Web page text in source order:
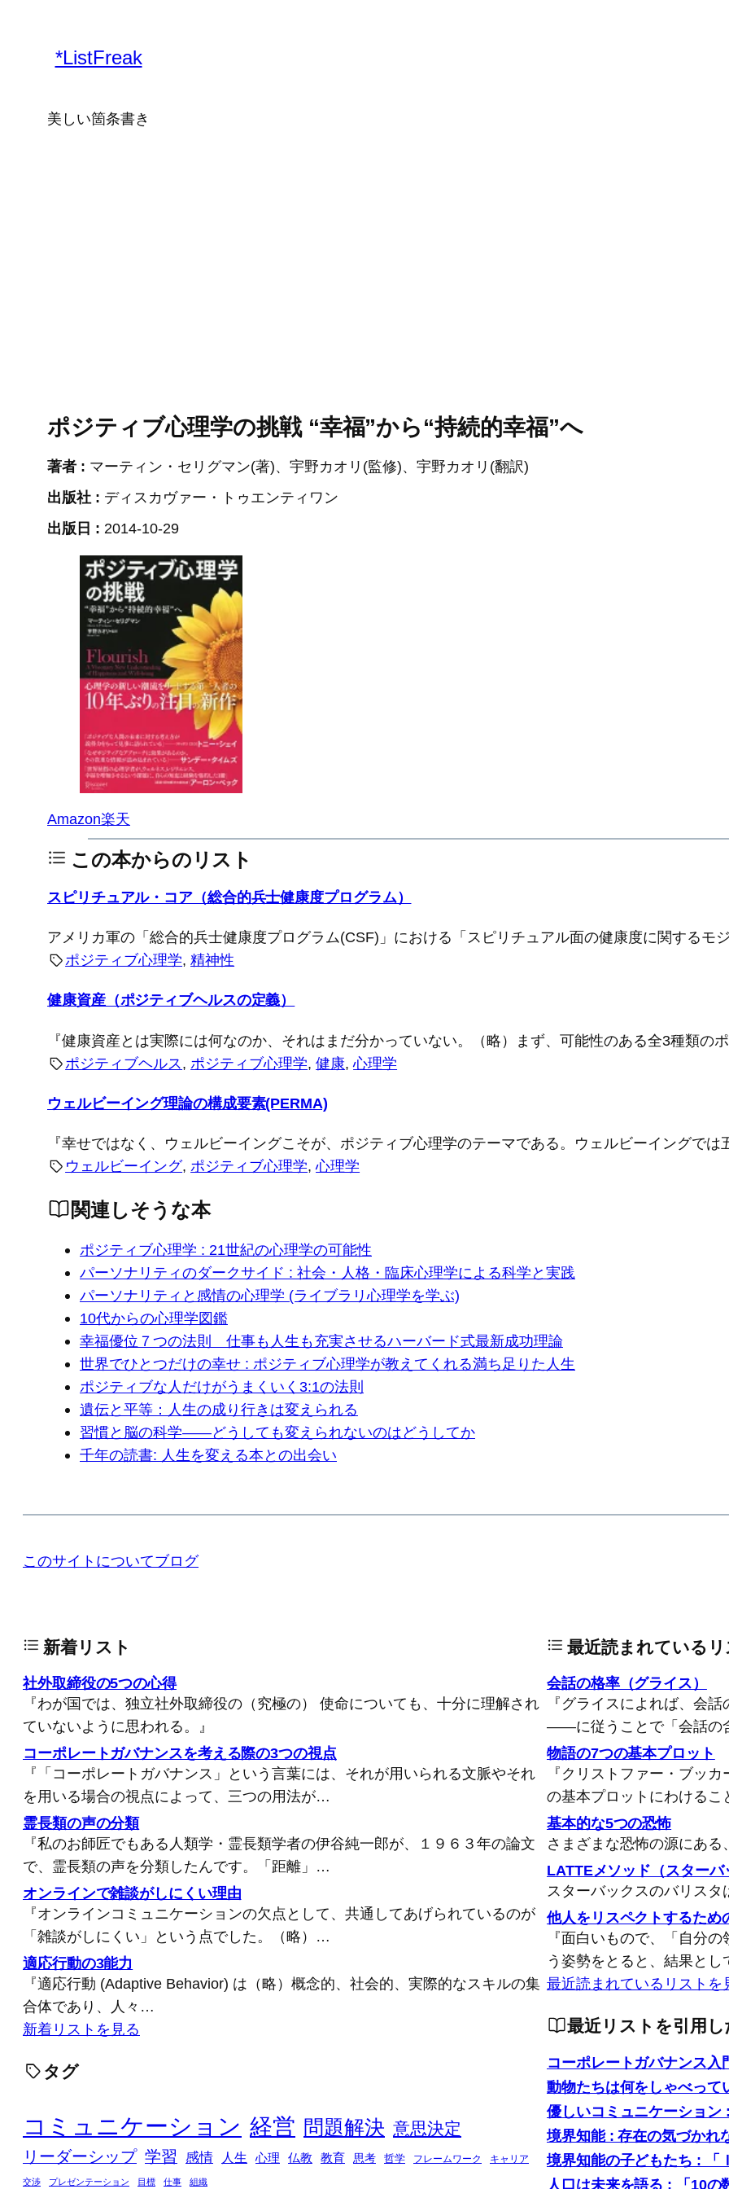
*ListFreak
美しい箇条書き
ポジティブ心理学の挑戦 “幸福”から“持続的幸福”へ
著者 : マーティン・セリグマン(著)、宇野カオリ(監修)、宇野カオリ(翻訳)
出版社 : ディスカヴァー・トゥエンティワン
出版日 : 2014-10-29
Amazon楽天
この本からのリスト
スピリチュアル・コア（総合的兵士健康度プログラム）
アメリカ軍の「総合的兵士健康度プログラム(CSF)」における「スピリチュアル面の健康度に関するモ
ポジティブ心理学, 精神性
健康資産（ポジティブヘルスの定義）
『健康資産とは実際には何なのか、それはまだ分かっていない。（略）まず、可能性のある全3種類の
ポジティブヘルス, ポジティブ心理学, 健康, 心理学
ウェルビーイング理論の構成要素(PERMA)
『幸せではなく、ウェルビーイングこそが、ポジティブ心理学のテーマである。ウェルビーイングで
ウェルビーイング, ポジティブ心理学, 心理学
関連しそうな本
ポジティブ心理学 : 21世紀の心理学の可能性
パーソナリティのダークサイド : 社会・人格・臨床心理学による科学と実践
パーソナリティと感情の心理学 (ライブラリ心理学を学ぶ)
10代からの心理学図鑑
幸福優位７つの法則 仕事も人生も充実させるハーバード式最新成功理論
世界でひとつだけの幸せ : ポジティブ心理学が教えてくれる満ち足りた人生
ポジティブな人だけがうまくいく3:1の法則
遺伝と平等：人生の成り行きは変えられる
習慣と脳の科学――どうしても変えられないのはどうしてか
千年の読書: 人生を変える本との出会い
このサイトについてブログ
新着リスト
社外取締役の5つの心得
『わが国では、独立社外取締役の（究極の） 使命についても、十分に理解され
ていないように思われる。』
コーポレートガバナンスを考える際の3つの視点
『「コーポレートガバナンス」という言葉には、それが用いられる文脈やそれ
を用いる場合の視点によって、三つの用法が…
霊長類の声の分類
『私のお師匠でもある人類学・霊長類学者の伊谷純一郎が、１９６３年の論文
で、霊長類の声を分類したんです。「距離」…
オンラインで雑談がしにくい理由
『オンラインコミュニケーションの欠点として、共通してあげられているのが
「雑談がしにくい」という点でした。（略）…
適応行動の3能力
『適応行動 (Adaptive Behavior) は（略）概念的、社会的、実際的なスキルの集
合体であり、人々…
新着リストを見る
タグ
コミュニケーション 経営 問題解決 意思決定
リーダーシップ 学習 感情 人生 心理 仏教 教育 思考 哲学 フレームワーク キャリア
交渉 プレゼンテーション 目標 仕事 組織
最近読まれているリ
会話の格率（グライス）
『グライスによれば、会
――に従うことで「会話の
物語の7つの基本プロット
『クリストファー・ブッ
の基本プロットにわける
基本的な5つの恐怖
さまざまな恐怖の源にある
LATTEメソッド（スターバ
スターバックスのバリスタ
他人をリスペクトするため
『面白いもので、「自分
う姿勢をとると、結果と
最近読まれているリストを
最近リストを引用し
コーポレートガバナンス入
動物たちは何をしゃべって
優しいコミュニケーション
境界知能 : 存在の気づかれ
境界知能の子どもたち : 「
人口は未来を語る : 「10